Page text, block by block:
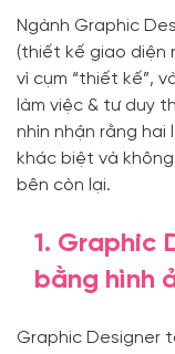
Ngành Graphic
(thiết kế giao diện
vì cụm “thiết kế”,
làm việc & tư duy
nhìn nhận rằng hai
khác biệt và
bên còn lại.
1. Graphic
bằng hình
Graphic Designer